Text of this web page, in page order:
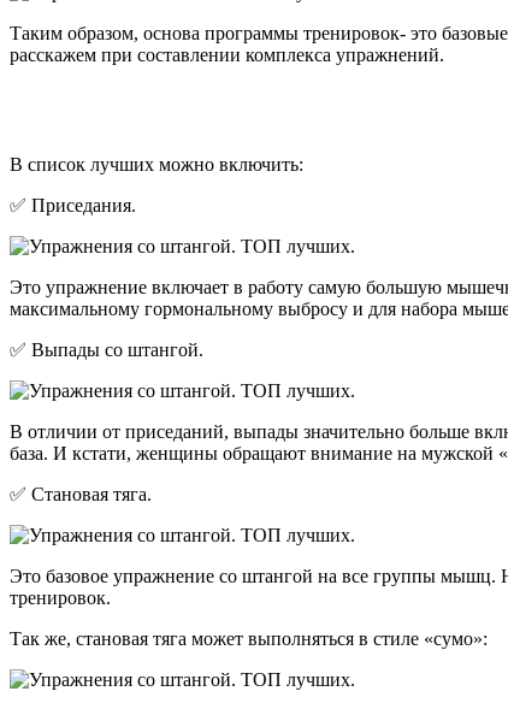
Таким образом, основа программы тренировок- это
расскажем при составлении комплекса упражнений.
В список лучших можно включить:
✅ Приседания.
Это упражнение включает в работу самую большую
максимальному гормональному выбросу и для набора
✅ Выпады со штангой.
В отличии от приседаний, выпады значительно больше
база. И кстати, женщины обращают внимание на мужской
✅ Становая тяга.
Это базовое упражнение со штангой на все группы мышц.
тренировок.
Так же, становая тяга может выполняться в стиле «сумо»: